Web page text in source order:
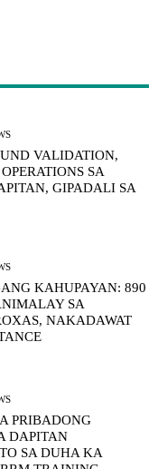
VALIDATION,
SA
GIPADALI SA
KAHUPAYAN: 890
SA
NAKADAWAT
PRIBADONG
DAPITAN
SA DUHA KA